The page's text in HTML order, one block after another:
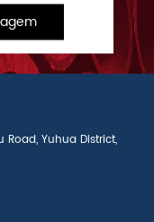
Yuhua District,